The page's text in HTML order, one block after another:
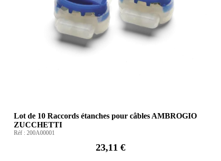
Lot de 10 Raccords étanches pour câbles AMBROGIO
ZUCCHETTI
Réf : 200A00001
23,11 €